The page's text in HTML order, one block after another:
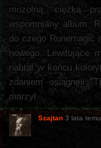
mozolną, ciężką
wspomniany album.
do czego Runemagic
nowego. Lewitujące
nabrał w końcu
zdaniem osiągnęli
marzył.
Szajtan 3 lata temu